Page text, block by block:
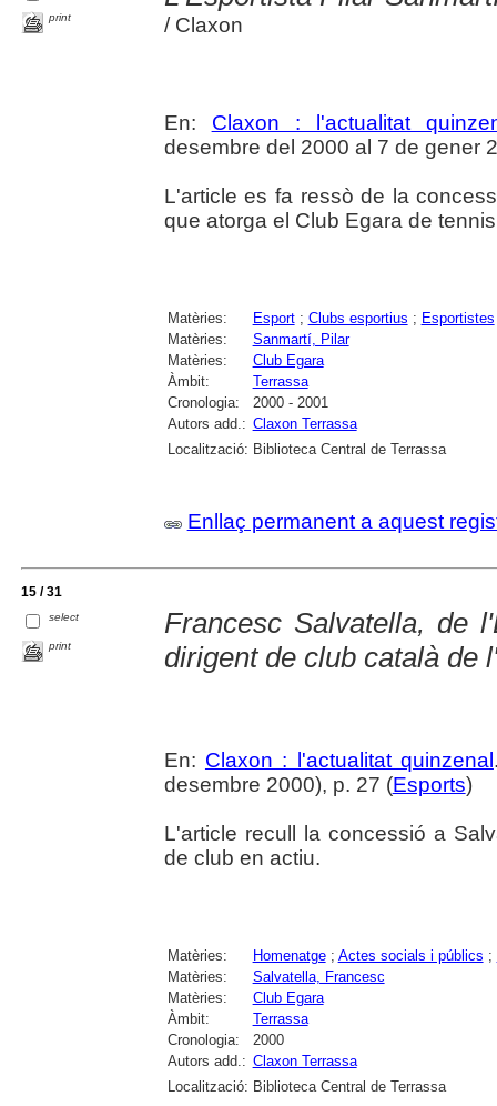
print / Claxon
En: Claxon : l'actualitat
desembre del 2000 al 7 de gener
L'article es fa ressò de la
que atorga el Club Egara de
Matèries: Esport; Clubs esportius ; Esportistes
Matèries:
Sanmartí, Pilar
Matèries:
Club Egara
Àmbit:
Terrassa
Cronologia:
2000 - 2001
Autors add.: Claxon Terrassa
Localització: Biblioteca Central de Terrassa
Enllaç permanent a aquest
15 / 31
select
print
Francesc Salvatella, de
dirigent de club català de
En: Claxon : l'actualitat quinzenal
desembre 2000), p. 27 (Esports)
L'article recull la concessió a
de club en actiu.
Matèries: Homenatge; Actes socials i públics ;
Matèries:
Salvatella, Francesc
Matèries:
Club Egara
Àmbit:
Terrassa
Cronologia:
2000
Autors add.: Claxon Terrassa
Localització: Biblioteca Central de Terrassa